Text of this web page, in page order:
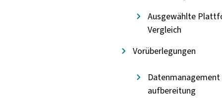
Ausgewählte
Vergleich
Vorüberlegungen
Datenmanagement
aufbereitung